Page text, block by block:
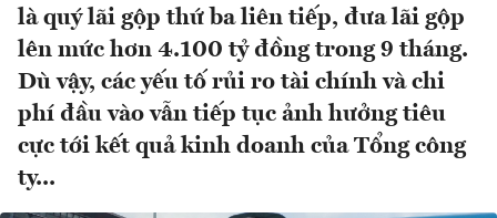
là quý lãi gộp thứ ba liên tiếp, đưa lãi gộp
lên mức hơn 4.100 tỷ đồng trong 9 tháng.
Dù vậy, các yếu tố rủi ro tài chính và chi
phí đầu vào vẫn tiếp tục ảnh hưởng tiêu
cực tới kết quả kinh doanh của Tổng công
ty...